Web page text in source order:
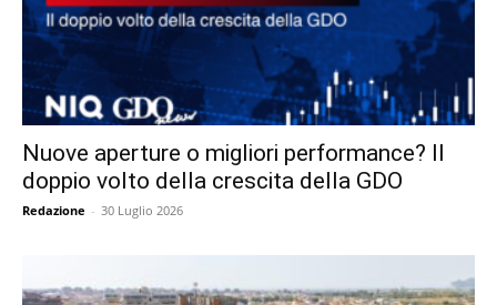
Nuove aperture o migliori performance? Il
doppio volto della crescita della GDO
Redazione - 30 Luglio 2026